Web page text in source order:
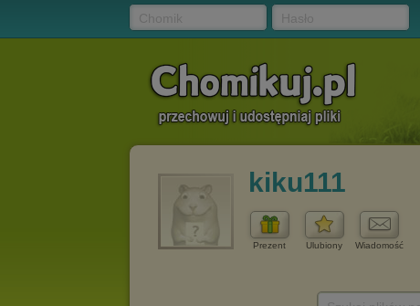
kiku111
Prezent Ulubiony Wiadomość